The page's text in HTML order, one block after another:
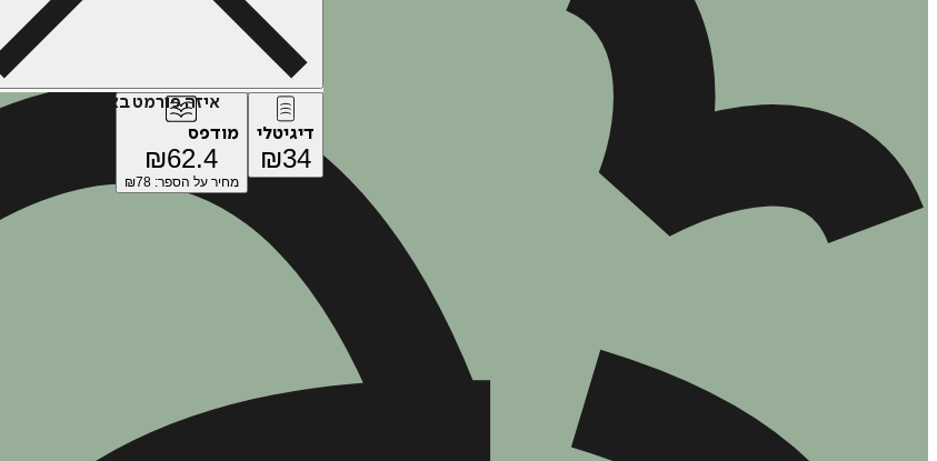
איזה פורמט בא לך?
דיגיטלי
₪34
מודפס
₪62.4
מחיר על הספר: ₪78